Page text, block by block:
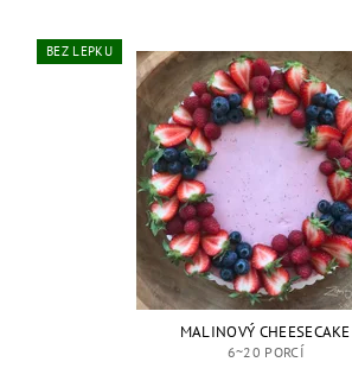
BEZ LEPKU
MALINOVÝ CHEESECAKE
6~20 PORCÍ